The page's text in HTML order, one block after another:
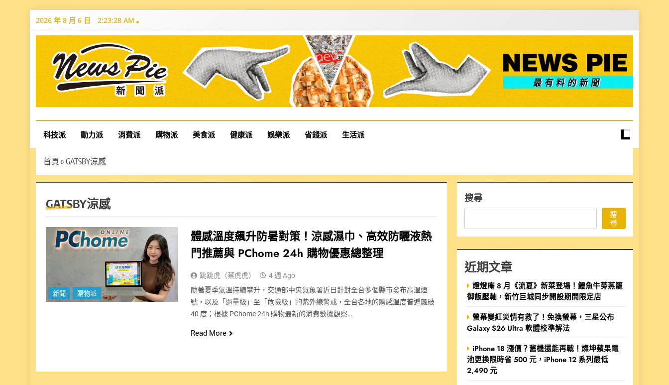
Skip
2026 年 8 月 6 日 2:23:29 AM
News Pie
最有料的新聞
科技派 動力派 消費派 購物派 美食派 健康派 娛樂派 省錢派 生活派
首頁 » GATSBY涼感
GATSBY涼感
新聞 購物派
體感溫度飆升防暑對策！涼感濕巾、高效防曬液熱
門推薦與 PChome 24h 購物優惠總整理
跳跳虎（蔡虎虎）
4 週 Ago
隨著夏季氣溫持續攀升，交通部中央氣象署近日針對全台多個縣市發布高溫燈
號，以及「過量級」至「危險級」的紫外線警戒，全台各地的體感溫度普遍飆破
40 度；根據 PChome 24h 購物最新的消費數據觀察…
Read More
搜尋
搜
尋
近期文章
燈燈庵 8 月《流夏》新菜登場！鰻魚牛蒡蒸籠
御飯壓軸，新竹巨城同步開設期間限定店
螢幕變紅災情有救了！免換螢幕，三星公布
Galaxy S26 Ultra 軟體校準解法
iPhone 18 漲價？舊機還能再戰！燦坤蘋果電
池更換限時省 500 元，iPhone 12 系列最低
2,490 元